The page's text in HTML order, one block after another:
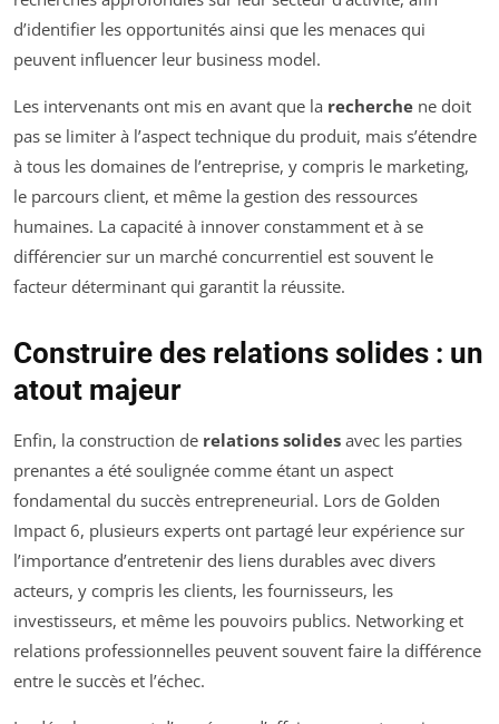
d’identifier les opportunités ainsi que les menaces qui
peuvent influencer leur business model.
Les intervenants ont mis en avant que la recherche ne doit
pas se limiter à l’aspect technique du produit, mais s’étendre
à tous les domaines de l’entreprise, y compris le marketing,
le parcours client, et même la gestion des ressources
humaines. La capacité à innover constamment et à se
différencier sur un marché concurrentiel est souvent le
facteur déterminant qui garantit la réussite.
Construire des relations solides : un
atout majeur
Enfin, la construction de relations solides avec les parties
prenantes a été soulignée comme étant un aspect
fondamental du succès entrepreneurial. Lors de Golden
Impact 6, plusieurs experts ont partagé leur expérience sur
l’importance d’entretenir des liens durables avec divers
acteurs, y compris les clients, les fournisseurs, les
investisseurs, et même les pouvoirs publics. Networking et
relations professionnelles peuvent souvent faire la différence
entre le succès et l’échec.